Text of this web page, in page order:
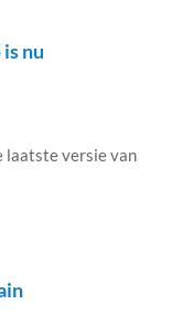
nu
laatste versie van